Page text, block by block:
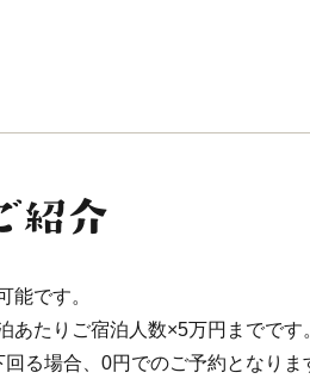
能です。
あたりご宿泊人数×5万円までです
る場合、0円でのご予約となりま